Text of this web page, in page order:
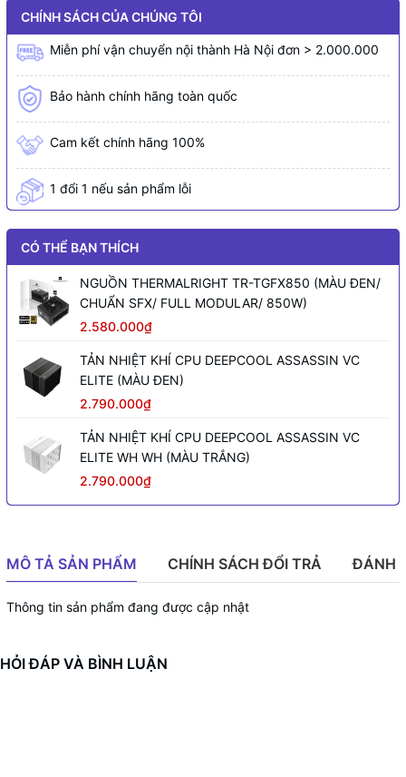
CHÍNH SÁCH CỦA CHÚNG TÔI
Miễn phí vận chuyển nội thành Hà Nội đơn > 2.000.000
Bảo hành chính hãng toàn quốc
Cam kết chính hãng 100%
1 đổi 1 nếu sản phẩm lỗi
CÓ THỂ BẠN THÍCH
NGUỒN THERMALRIGHT TR-TGFX850 (MÀU ĐEN/
CHUẨN SFX/ FULL MODULAR/ 850W)
2.580.000₫
TẢN NHIỆT KHÍ CPU DEEPCOOL ASSASSIN VC
ELITE (MÀU ĐEN)
2.790.000₫
TẢN NHIỆT KHÍ CPU DEEPCOOL ASSASSIN VC
ELITE WH WH (MÀU TRẮNG)
2.790.000₫
MÔ TẢ SẢN PHẨM CHÍNH SÁCH ĐỔI TRẢ ĐÁNH
Thông tin sản phẩm đang được cập nhật
HỎI ĐÁP VÀ BÌNH LUẬN